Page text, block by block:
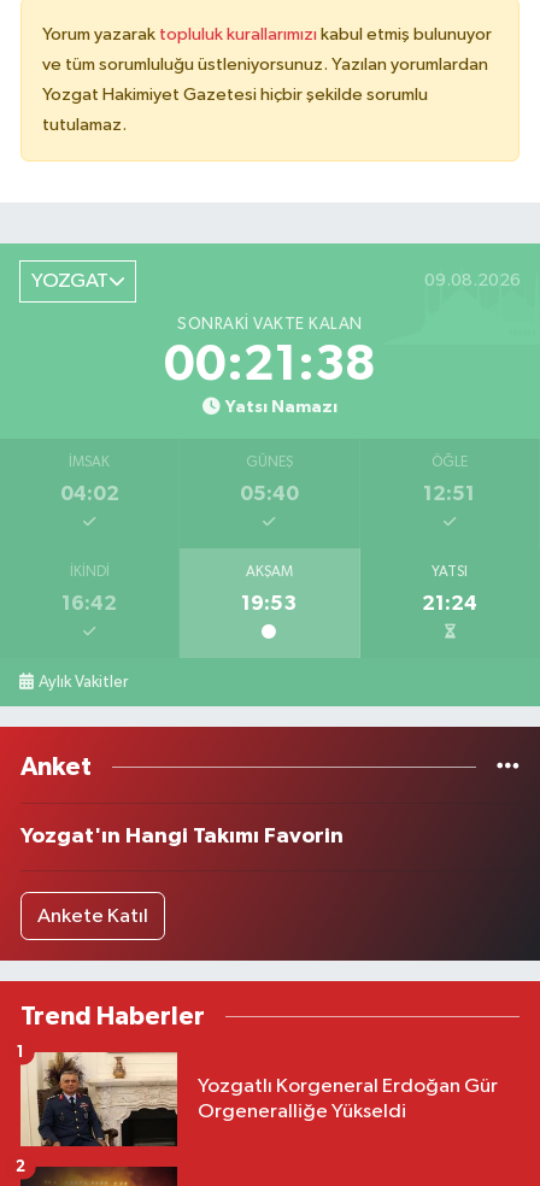
Yorum yazarak topluluk kurallarımızı kabul etmiş bulunuyor
ve tüm sorumluluğu üstleniyorsunuz. Yazılan yorumlardan
Yozgat Hakimiyet Gazetesi hiçbir şekilde sorumlu
tutulamaz.
YOZGAT 09.08.2026
SONRAKI VAKTE KALAN
00:21:38
Yatsı Namazı
İMSAK
04:02
GÜNEŞ
05:40
ÖĞLE
12:51
İKINDI
16:42
AKŞAM
19:53
YATSI
21:24
Aylık Vakitler
Anket
Yozgat'ın Hangi Takımı Favorin
Ankete Katıl
Trend Haberler
Yozgatlı Korgeneral Erdoğan Gür
Orgeneralliğe Yükseldi
1
2